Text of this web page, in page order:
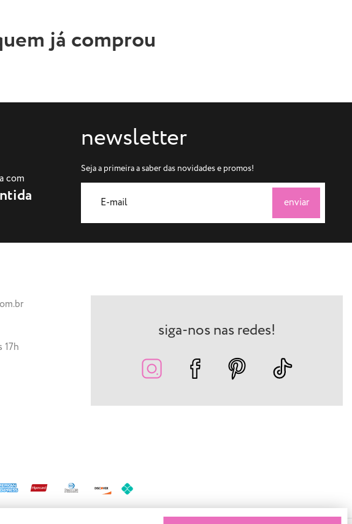
já comprou
com
newsletter
Seja a primeira a saber das novidades e promos!
17h
siga-nos nas redes!